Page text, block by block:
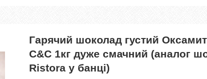
Гарячий шоколад густий
C&C 1кг дуже смачний (аналог
Ristora у банці)